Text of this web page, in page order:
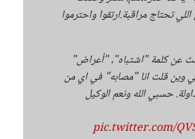
تحتاج مراقبة.ارتقوا واحترموا
عن كلمة "اشتباه"، "أعراض"
وين قلت انا "مصابه" في اي من
حسبي الله ونعم الوكيل
pic.twitter.com/